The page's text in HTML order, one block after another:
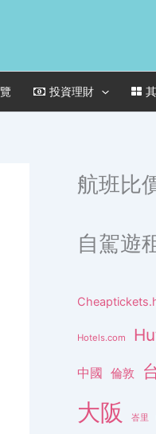
投資理財
航班比
自駕遊
Hotels.com
中國 倫敦
大阪 峇里